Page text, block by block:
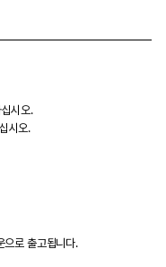
시오.
시오.
으로 출고됩니다.